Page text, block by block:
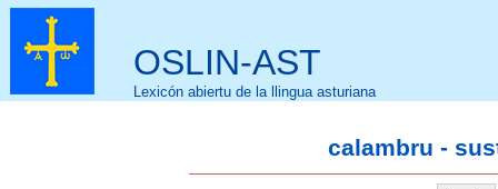
OSLIN-AST
Lexicón abiertu de la llingua asturiana
calambru -